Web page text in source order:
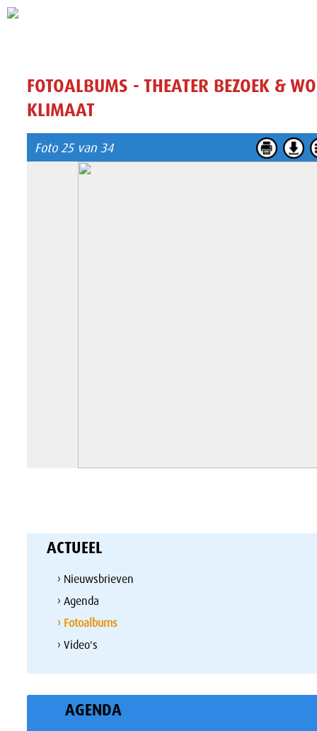
FOTOALBUMS - THEATER BEZOEK &
KLIMAAT
Foto 25 van 34
ACTUEEL
› Nieuwsbrieven
› Agenda
› Fotoalbums
› Video's
AGENDA